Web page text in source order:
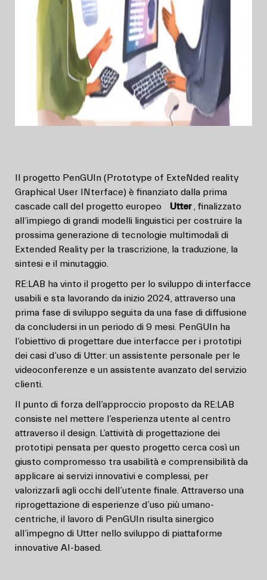
Il progetto PenGUIn (Prototype of ExteNded reality
Graphical User INterface) è finanziato dalla prima
cascade call del progetto europeo
Utter, finalizzato
all’impiego di grandi modelli linguistici per costruire la
prossima generazione di tecnologie multimodali di
Extended Reality per la trascrizione, la traduzione, la
sintesi e il minutaggio.
RE:LAB ha vinto il progetto per lo sviluppo di interfacce
usabili e sta lavorando da inizio 2024, attraverso una
prima fase di sviluppo seguita da una fase di diffusione
da concludersi in un periodo di 9 mesi. PenGUIn ha
l’obiettivo di progettare due interfacce per i prototipi
dei casi d’uso di Utter: un assistente personale per le
videoconferenze e un assistente avanzato del servizio
clienti.
Il punto di forza dell’approccio proposto da RE:LAB
consiste nel mettere l’esperienza utente al centro
attraverso il design. L’attività di progettazione dei
prototipi pensata per questo progetto cerca così un
giusto compromesso tra usabilità e comprensibilità da
applicare ai servizi innovativi e complessi, per
valorizzarli agli occhi dell’utente finale. Attraverso una
riprogettazione di esperienze d’uso più umano-
centriche, il lavoro di PenGUIn risulta sinergico
all’impegno di Utter nello sviluppo di piattaforme
innovative AI-based.